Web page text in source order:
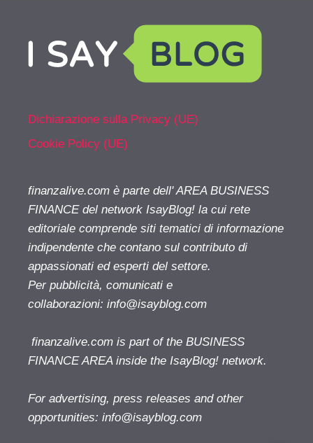
Dichiarazione sulla Privacy (UE)
Cookie Policy (UE)
finanzalive.com è parte dell' AREA BUSINESS
FINANCE del network IsayBlog! la cui rete
editoriale comprende siti tematici di informazione
indipendente che contano sul contributo di
appassionati ed esperti del settore.
Per pubblicità, comunicati e
collaborazioni: info@isayblog.com
finanzalive.com is part of the BUSINESS
FINANCE AREA inside the IsayBlog! network.
For advertising, press releases and other
opportunities: info@isayblog.com